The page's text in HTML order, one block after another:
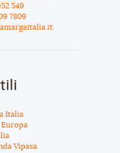
549
7809
Italia
Europa
Vipasa